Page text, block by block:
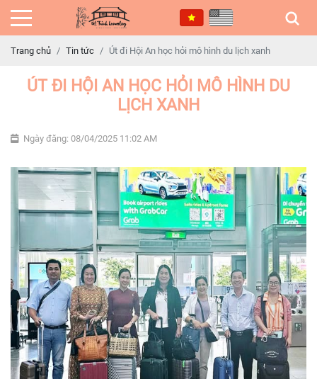
Trang chủ Tin tức Út đi Hội An học hỏi mô hình du lịch xanh
ÚT ĐI HỘI AN HỌC HỎI MÔ HÌNH DU
LỊCH XANH
Ngày đăng: 08/04/2025 11:02 AM